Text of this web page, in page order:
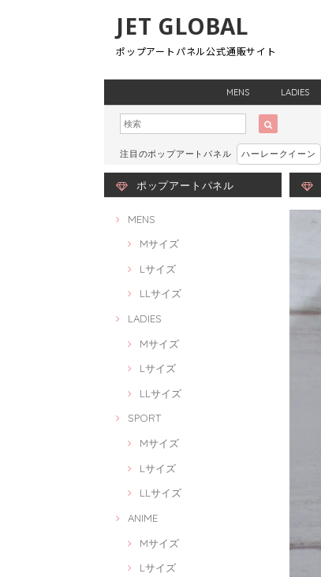
JET GLOBAL
ポップアートパネル公式通販サイト
MENS LADIES
注目のポップアートパネル ハーレークイーン
ポップアートパネル
MENS
Mサイズ
Lサイズ
LLサイズ
LADIES
Mサイズ
Lサイズ
LLサイズ
SPORT
Mサイズ
Lサイズ
LLサイズ
ANIME
Mサイズ
Lサイズ